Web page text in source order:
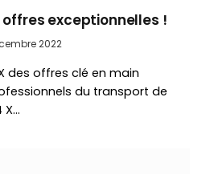
offres exceptionnelles !
2022
des offres clé en main
du transport de
X…